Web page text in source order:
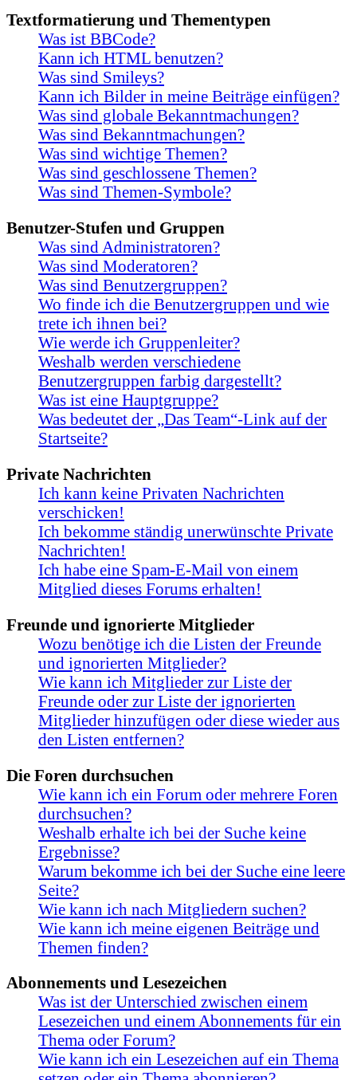
Textformatierung und Thementypen
Was ist BBCode?
Kann ich HTML benutzen?
Was sind Smileys?
Kann ich Bilder in meine Beiträge einfügen?
Was sind globale Bekanntmachungen?
Was sind Bekanntmachungen?
Was sind wichtige Themen?
Was sind geschlossene Themen?
Was sind Themen-Symbole?
Benutzer-Stufen und Gruppen
Was sind Administratoren?
Was sind Moderatoren?
Was sind Benutzergruppen?
Wo finde ich die Benutzergruppen und wie
trete ich ihnen bei?
Wie werde ich Gruppenleiter?
Weshalb werden verschiedene
Benutzergruppen farbig dargestellt?
Was ist eine Hauptgruppe?
Was bedeutet der „Das Team“-Link auf der
Startseite?
Private Nachrichten
Ich kann keine Privaten Nachrichten
verschicken!
Ich bekomme ständig unerwünschte Private
Nachrichten!
Ich habe eine Spam-E-Mail von einem
Mitglied dieses Forums erhalten!
Freunde und ignorierte Mitglieder
Wozu benötige ich die Listen der Freunde
und ignorierten Mitglieder?
Wie kann ich Mitglieder zur Liste der
Freunde oder zur Liste der ignorierten
Mitglieder hinzufügen oder diese wieder aus
den Listen entfernen?
Die Foren durchsuchen
Wie kann ich ein Forum oder mehrere Foren
durchsuchen?
Weshalb erhalte ich bei der Suche keine
Ergebnisse?
Warum bekomme ich bei der Suche eine leere
Seite?
Wie kann ich nach Mitgliedern suchen?
Wie kann ich meine eigenen Beiträge und
Themen finden?
Abonnements und Lesezeichen
Was ist der Unterschied zwischen einem
Lesezeichen und einem Abonnements für ein
Thema oder Forum?
Wie kann ich ein Lesezeichen auf ein Thema